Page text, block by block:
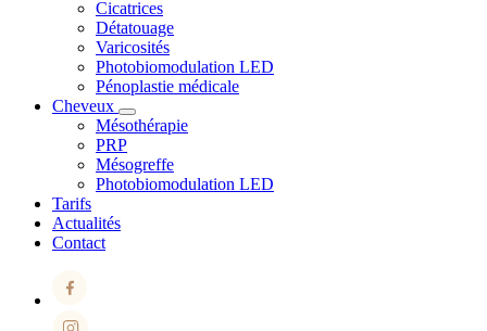
Cicatrices
Détatouage
Varicosités
Photobiomodulation LED
Pénoplastie médicale
Cheveux
Mésothérapie
PRP
Mésogreffe
Photobiomodulation LED
Tarifs
Actualités
Contact